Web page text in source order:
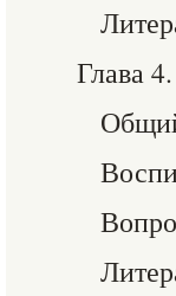
Глава